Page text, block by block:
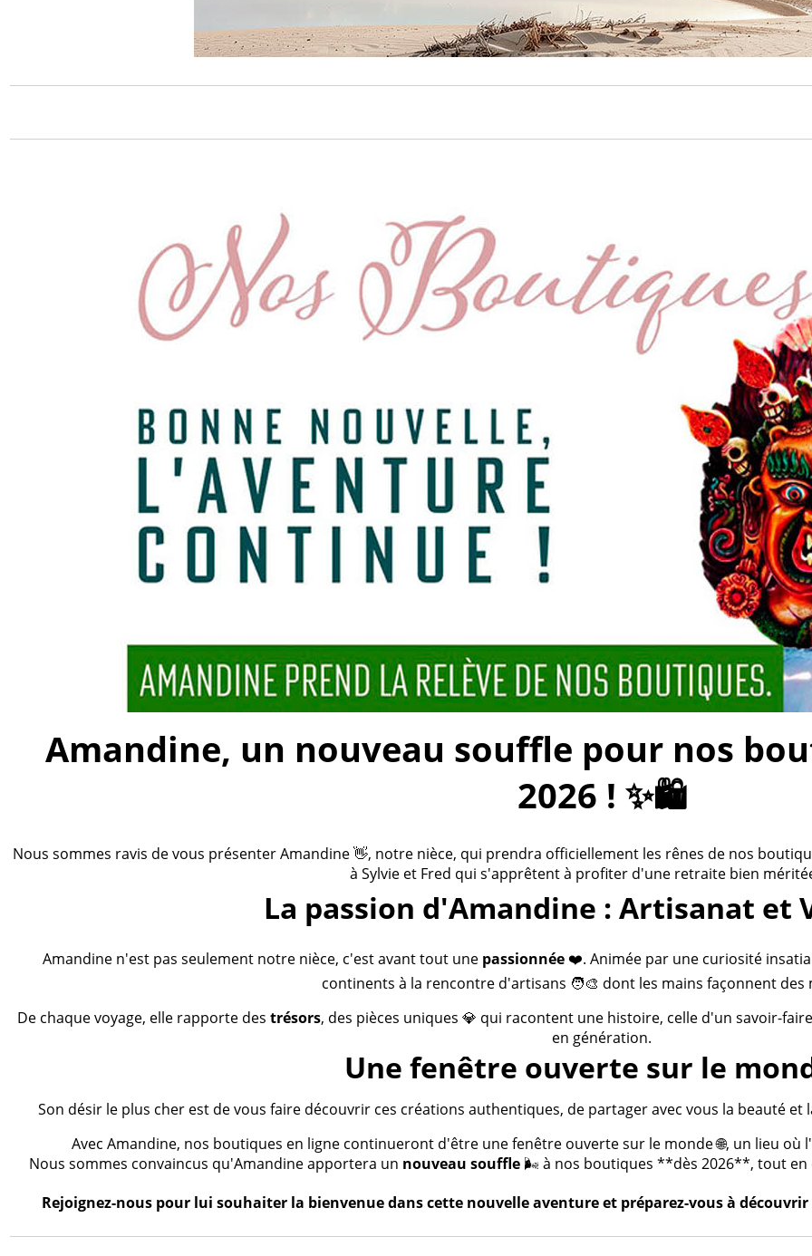
Amandine, un nouveau souffle pour nos
2026 ! ✨🛍️
Nous sommes ravis de vous présenter Amandine 👋, notre nièce, qui prendra officiellement les rênes de nos
à Sylvie et Fred qui s'apprêtent à profiter d'une retraite bien
La passion d'Amandine : Artisanat et
Amandine n'est pas seulement notre nièce, c'est avant tout une passionnée❤️. Animée par une curiosité
continents à la rencontre d'artisans 🧑‍🎨 dont les mains façonnent des
De chaque voyage, elle rapporte des trésors, des pièces uniques 💎 qui racontent une histoire, celle d'un savoir-
en génération.
Une fenêtre ouverte sur le
Son désir le plus cher est de vous faire découvrir ces créations authentiques, de partager avec vous la beauté
Avec Amandine, nos boutiques en ligne continueront d'être une fenêtre ouverte sur le monde 🌐, un lieu
Nous sommes convaincus qu'Amandine apportera un nouveau souffle🌬️ à nos boutiques **dès 2026**, tout en
Rejoignez-nous pour lui souhaiter la bienvenue dans cette nouvelle aventure et préparez-vous à